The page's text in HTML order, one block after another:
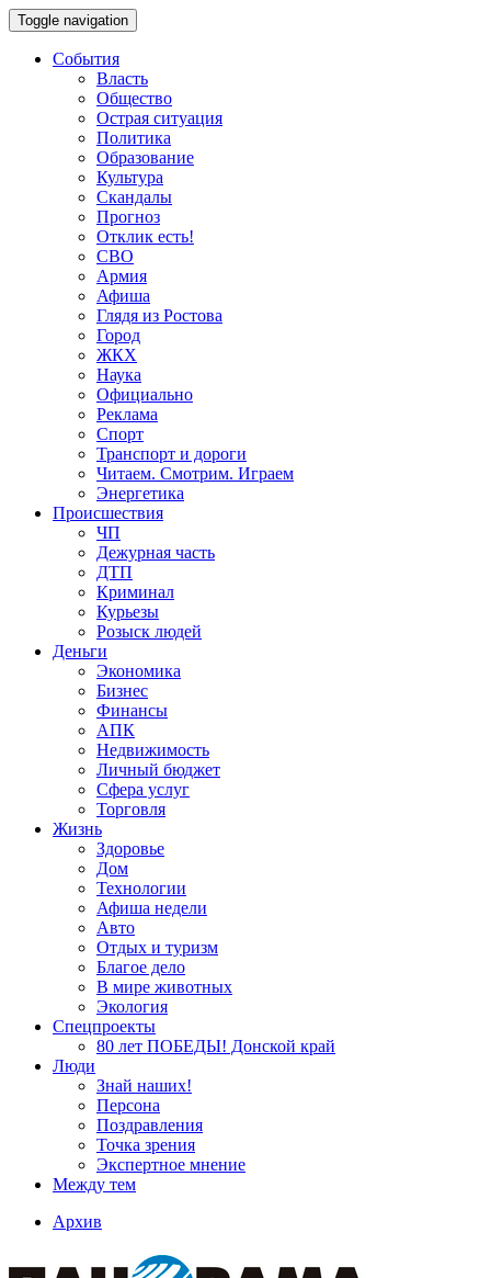
Toggle navigation
События
Власть
Общество
Острая ситуация
Политика
Образование
Культура
Скандалы
Прогноз
Отклик есть!
СВО
Армия
Афиша
Глядя из Ростова
Город
ЖКХ
Наука
Официально
Реклама
Спорт
Транспорт и дороги
Читаем. Смотрим. Играем
Энергетика
Происшествия
ЧП
Дежурная часть
ДТП
Криминал
Курьезы
Розыск людей
Деньги
Экономика
Бизнес
Финансы
АПК
Недвижимость
Личный бюджет
Сфера услуг
Торговля
Жизнь
Здоровье
Дом
Технологии
Афиша недели
Авто
Отдых и туризм
Благое дело
В мире животных
Экология
Спецпроекты
80 лет ПОБЕДЫ! Донской край
Люди
Знай наших!
Персона
Поздравления
Точка зрения
Экспертное мнение
Между тем
Архив